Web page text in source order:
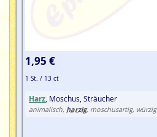
1,95 €
1 St. / 13 ct
Harz , Moschus, Sträucher
animalisch, harzig, moschusartig, würzig